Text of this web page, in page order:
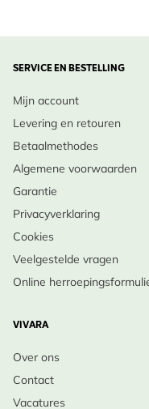
SERVICE EN BESTELLING
Mijn account
Levering en retouren
Betaalmethodes
Algemene voorwaarden
Garantie
Privacyverklaring
Cookies
Veelgestelde vragen
Online
VIVARA
Over ons
Contact
Vacatures